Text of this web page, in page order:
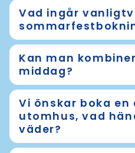
Vad ingår
Kan man
middag?
Vi önskar boka
utomhus, vad
väder?